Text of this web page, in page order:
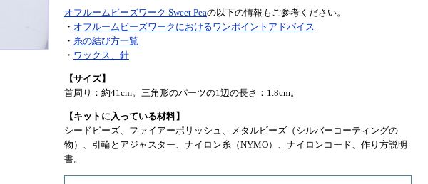
オフルームビーズワーク Sweet Peaの以下の情報もご参考ください。
・ オフルームビーズワークにおけるワンポイントアドバイス
・ 糸の結び方一覧
・ ワックス、針
【サイズ】
首周り：約41cm。三角形のパーツの1辺の長さ：1.8cm。
【キットに入っている材料】
シードビーズ、ファイアーポリッシュ、メタルビーズ（シルバーコーティングの
物）、引輪とアジャスター、ナイロン糸（NYMO）、ナイロンコード、作り方説明
書。